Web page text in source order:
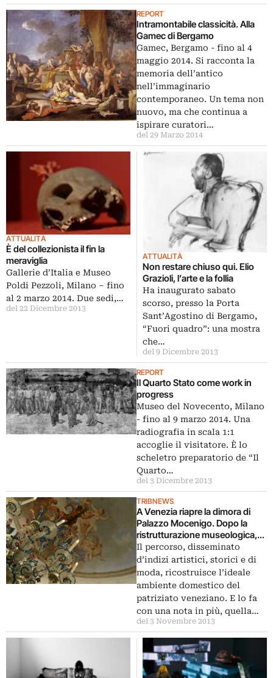
REPORT
Intramontabile classicità. Alla
Gamec di Bergamo
Gamec, Bergamo - fino al 4
maggio 2014. Si racconta la
memoria dell’antico
nell’immaginario
contemporaneo. Un tema non
nuovo, ma che continua a
ispirare curatori…
del 29 Marzo 2014
ATTUALITÀ
È del collezionista il fin la
meraviglia
Gallerie d’Italia e Museo
Poldi Pezzoli, Milano – fino
al 2 marzo 2014. Due sedi,…
del 22 Dicembre 2013
ATTUALITÀ
Non restare chiuso qui. Elio
Grazioli, l’arte e la follia
Ha inaugurato sabato
scorso, presso la Porta
Sant’Agostino di Bergamo,
“Fuori quadro”: una mostra
che…
del 9 Dicembre 2013
REPORT
Il Quarto Stato come work in
progress
Museo del Novecento, Milano
- fino al 9 marzo 2014. Una
radiografia in scala 1:1
accoglie il visitatore. È lo
scheletro preparatorio de “Il
Quarto…
del 3 Dicembre 2013
TRIBNEWS
A Venezia riapre la dimora di
Palazzo Mocenigo. Dopo la
ristrutturazione museologica,
fra le novità c’è una sezione
dedicata alla tradizione
profumiera
Il percorso, disseminato
d’indizi artistici, storici e di
moda, ricostruisce l’ideale
ambiente domestico del
patriziato veneziano. E lo fa
con una nota in più, quella…
del 3 Novembre 2013